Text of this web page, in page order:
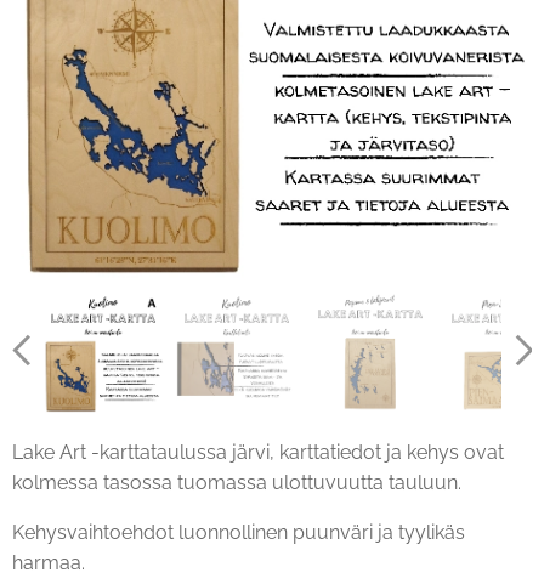
Lake Art -karttataulussa järvi, karttatiedot ja kehys ovat
kolmessa tasossa tuomassa ulottuvuutta tauluun.
Kehysvaihtoehdot luonnollinen puunväri ja tyylikäs
harmaa.